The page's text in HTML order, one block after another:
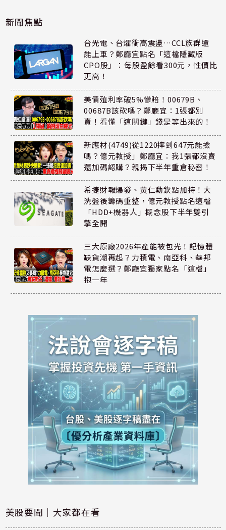
新聞焦點
台光電、台燿衝高震盪…CCL族群還
能上車？鄭廳宜點名「這檔隱藏版
CPO股」：每股盈餘看300元，性價比
更高！
美債殖利率破5%慘賠！00679B、
00687B該砍嗎？鄭廳宜：1張都別
賣！看懂「這關鍵」錢是等出來的！
新應材(4749)從1220摔到647元能撿
嗎？億元教授」鄭廳宜：我1張都沒賣
還加碼認購？親揭下半年重倉秘密！
希捷財報爆發、黃仁勳欽點加持！大
洗盤後籌碼重整，億元教授點名這檔
「HDD+機器人」概念股下半年雙引
擎全開
三大原廠2026年產能被包光！記憶體
缺貨潮再起？力積電、南亞科、華邦
電怎麼選？鄭廳宜獨家點名「這檔」
抱一年
美股要聞｜大家都在看